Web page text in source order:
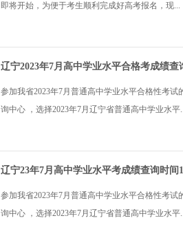
即将开始，为便于考生顺利完成好高考报名，现...
辽宁2023年7月高中学业水平合格考成绩
参加我省2023年7月普通高中学业水平合格性考
询中心 ，选择2023年7月辽宁省普通高中学业水平
辽宁23年7月高中学业水平考成绩查询时间
参加我省2023年7月普通高中学业水平合格性考
询中心 ，选择2023年7月辽宁省普通高中学业水平